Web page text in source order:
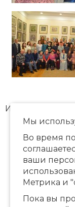
Искусствовед,
Мы
Во время
ваши
Метрика и
Пока вы